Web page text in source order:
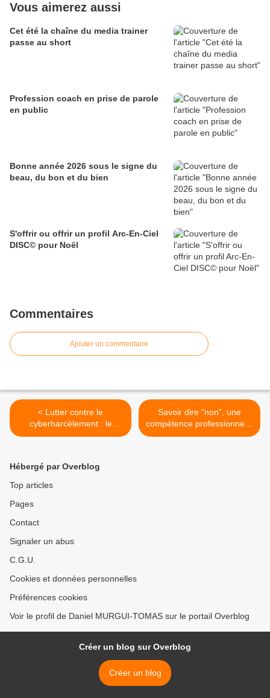
Vous aimerez aussi
Cet été la chaîne du media trainer
passe au short
Profession coach en prise de parole
en public
Bonne année 2026 sous le signe du
beau, du bon et du bien
S'offrir ou offrir un profil Arc-En-Ciel
DISC© pour Noël
Commentaires
Ajouter un commentaire
< Lutter contre le
cyberharcèlement : le
combat de Jeremy Guillon,
Savoir dire "non", une
compétence professionnelle
à cultiver >
Hébergé par Overblog
Top articles
Pages
Contact
Signaler un abus
C.G.U.
Cookies et données personnelles
Préférences cookies
Voir le profil de Daniel MURGUI-TOMAS sur le portail Overblog
Créer un blog sur Overblog
Créer un blog